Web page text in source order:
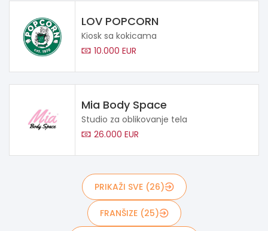
LOV POPCORN
Kiosk sa kokicama
10.000 EUR
Mia Body Space
Studio za oblikovanje tela
26.000 EUR
PRIKAŽI SVE (26)
FRANŠIZE (25)